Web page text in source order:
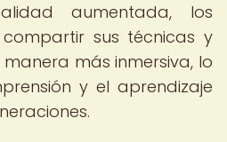
aumentada, los
sus técnicas y
más inmersiva, lo
y el aprendizaje